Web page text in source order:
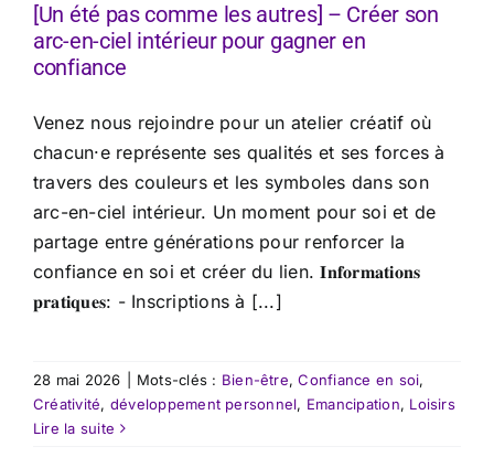
[Un été pas comme les autres] – Créer son
arc-en-ciel intérieur pour gagner en
confiance
Venez nous rejoindre pour un atelier créatif où
chacun·e représente ses qualités et ses forces à
travers des couleurs et les symboles dans son
arc-en-ciel intérieur. Un moment pour soi et de
partage entre générations pour renforcer la
confiance en soi et créer du lien. 𝐈𝐧𝐟𝐨𝐫𝐦𝐚𝐭𝐢𝐨𝐧𝐬
𝐩𝐫𝐚𝐭𝐢𝐪𝐮𝐞𝐬: - Inscriptions à [...]
28 mai 2026 Mots-clés : Bien-être,Confiance en soi,
Créativité, développement personnel, Emancipation, Loisirs
Lire la suite